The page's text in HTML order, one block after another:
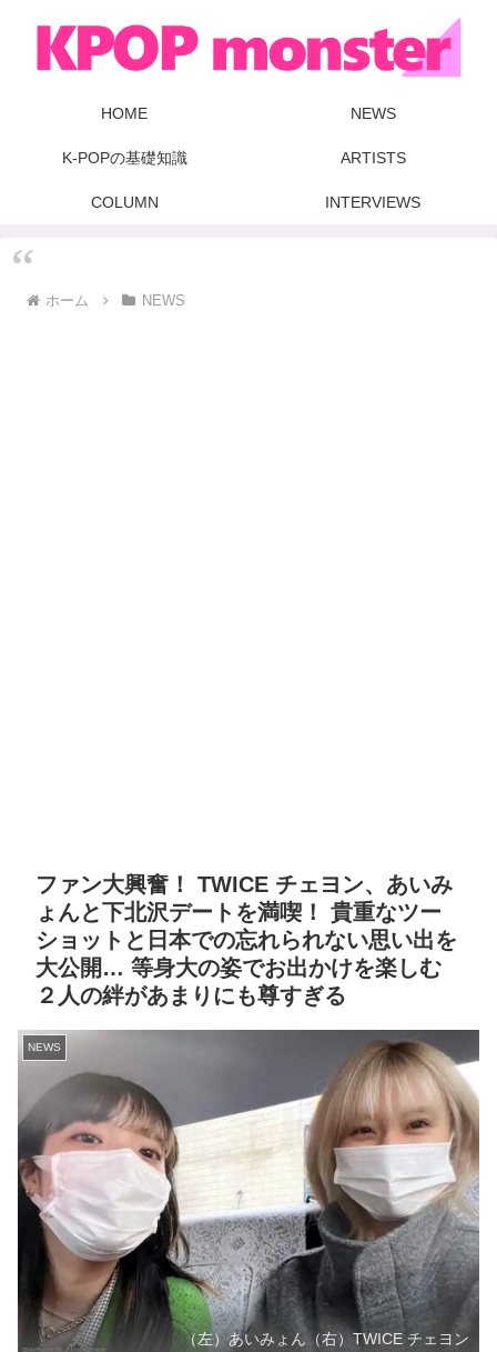
HOME NEWS
K-POPの基礎知識 ARTISTS
COLUMN INTERVIEWS
ホーム NEWS
ファン大興奮！ TWICE チェヨン、あいみ
ょんと下北沢デートを満喫！ 貴重なツー
ショットと日本での忘れられない思い出を
大公開… 等身大の姿でお出かけを楽しむ
２人の絆があまりにも尊すぎる
NEWS
（左）あいみょん（右）TWICE チェヨン